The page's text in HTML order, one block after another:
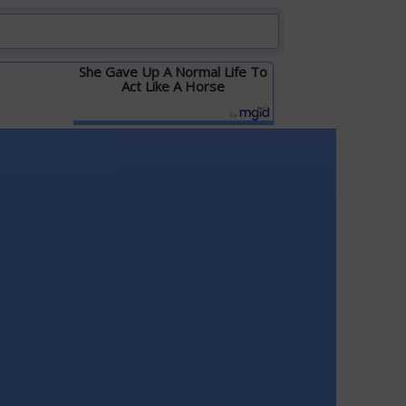
She Gave Up A Normal Life To
Act Like A Horse
Детальніше